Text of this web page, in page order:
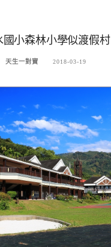
國小森林小學似渡假村
天生一對寶 2018-03-19